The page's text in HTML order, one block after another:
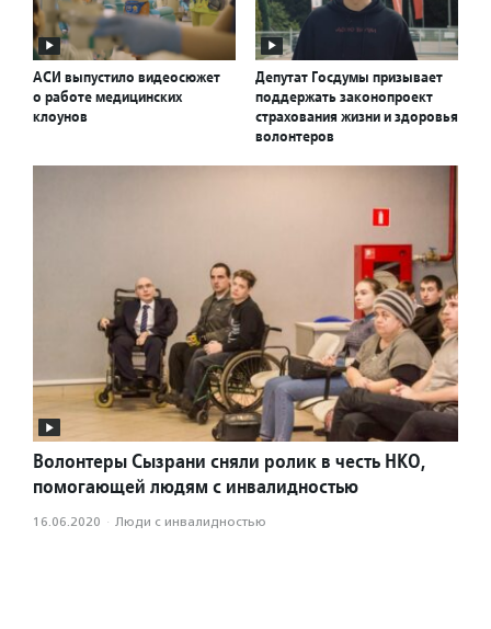
АСИ выпустило видеосюжет
о работе медицинских
клоунов
Депутат Госдумы призывает
поддержать законопроект
страхования жизни и здоровья
волонтеров
Волонтеры Сызрани сняли ролик в честь НКО,
помогающей людям с инвалидностью
16.06.2020 · Люди с инвалидностью